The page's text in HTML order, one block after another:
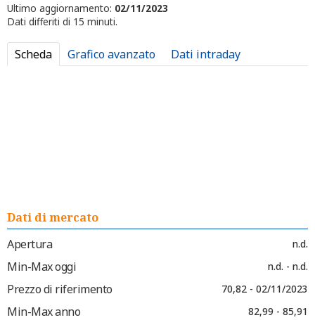
Ultimo aggiornamento: 02/11/2023
Dati differiti di 15 minuti.
Scheda Grafico avanzato Dati intraday
Dati di mercato
Apertura
n.d.
Min-Max oggi n.d. - n.d.
Prezzo di riferimento 70,82 - 02/11/2023
Min-Max anno 82,99 - 85,91